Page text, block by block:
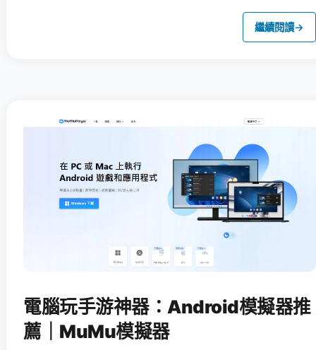
繼續閱讀→
電腦玩手游神器：Android模擬器推
薦｜MuMu模擬器